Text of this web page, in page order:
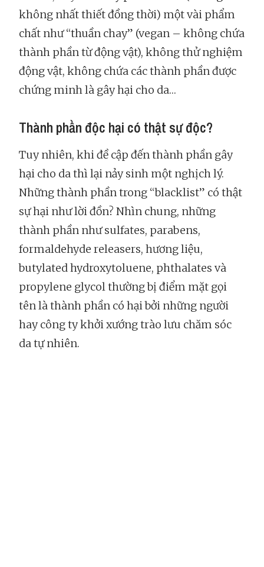
không nhất thiết đồng thời) một vài phẩm
chất như “thuần chay” (vegan – không chứa
thành phần từ động vật), không thử nghiệm
động vật, không chứa các thành phần được
chứng minh là gây hại cho da…
Thành phần độc hại có thật sự độc?
Tuy nhiên, khi đề cập đến thành phần gây
hại cho da thì lại nảy sinh một nghịch lý.
Những thành phần trong “blacklist” có thật
sự hại như lời đồn? Nhìn chung, những
thành phần như sulfates, parabens,
formaldehyde releasers, hương liệu,
butylated hydroxytoluene, phthalates và
propylene glycol thường bị điểm mặt gọi
tên là thành phần có hại bởi những người
hay công ty khởi xướng trào lưu chăm sóc
da tự nhiên.